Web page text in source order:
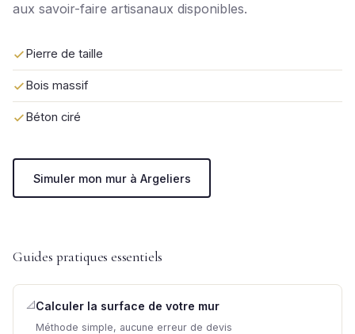
aux savoir-faire artisanaux disponibles.
Pierre de taille
Bois massif
Béton ciré
Simuler mon mur à Argeliers
Guides pratiques essentiels
📐 Calculer la surface de votre mur
Méthode simple, aucune erreur de devis